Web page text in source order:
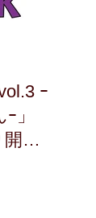
ｰ
」